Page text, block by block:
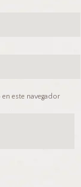
este navegador